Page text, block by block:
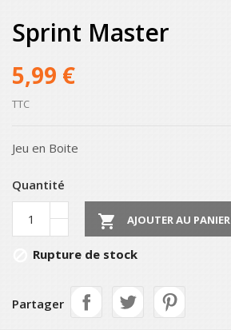
Sprint Master
5,99 €
TTC
Jeu en Boite
Quantité
 AJOUTER AU PANIER
Rupture de stock
Partager